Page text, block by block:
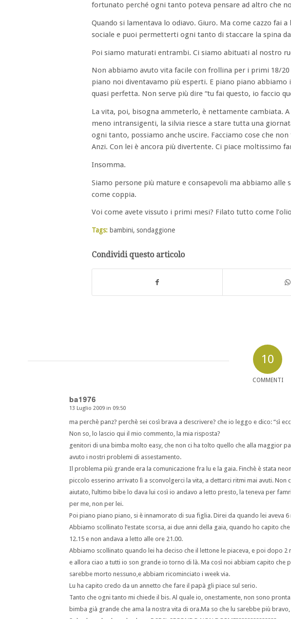
fortunato perché ogni tanto poteva pensare ad altro che
Quando si lamentava lo odiavo. Giuro. Ma come cazzo fai
sociale e puoi permetterti ogni tanto di staccare la spina
Poi siamo maturati entrambi. Ci siamo abituati al nostro
Non abbiamo avuto vita facile con frollina per i primi 18/
piano noi diventavamo più esperti. E piano piano abbiamo
quasi perfetta. Non serve più dire “tu fai questo, io faccio
La vita, poi, bisogna ammeterlo, è nettamente cambiata.
meno intransigenti, la silvia riesce a stare tutta una
ogni tanto, possiamo anche uscire. Facciamo cose che
Anzi. Con lei è ancora più divertente. Ci piace moltissimo
Insomma.
Siamo persone più mature e consapevoli ma abbiamo
come coppia.
Voi come avete vissuto i primi mesi? Filato tutto come
Tags: bambini, sondaggione
Condividi questo articolo
10
COMMENTI
ba1976
dice:
13 Luglio 2009 in 09:50
ma perchè panz? perchè sei così brava a descrivere? che io leggo e dico: “sì
Non so, lo lascio qui il mio commento, la mia risposta?
genitori di una bimba molto easy, che non ci ha tolto quello che alla maggior
avuto i nostri problemi di assestamento.
Il problema più grande era la comunicazione fra lu e la gaia. Finchè è stata
piccolo esserino arrivato lì a sconvolgerci la vita, a dettarci ritmi mai avuti.
aiutato, l’ultimo bibe lo dava lui così io andavo a letto presto, la teneva per
per me, non per lei.
Poi piano piano piano, si è innamorato di sua figlia. Direi da quando lei aveva 6
Abbiamo scollinato l’estate scorsa, ai due anni della gaia, quando ho capito
12.15 e non andava a letto alle ore 21.00.
Abbiamo scollinato quando lei ha deciso che il lettone le piaceva, e poi dopo
e allora ciao a tutti io son grande io torno di là. Ma così noi abbiam capito che
sarebbe morto nessuno,e abbiam ricominciato i week via.
Lu ha capito credo da un annetto che fare il papà gli piace sul serio.
Tanto che ogni tanto mi chiede il bis. Al quale io, onestamente, non sono
bimba già grande che ama la nostra vita di ora.Ma so che lu sarebbe più